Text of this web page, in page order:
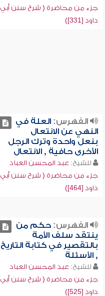
جزء من محاضرة ( شرح سنن أبي
داود [331])
الفهرس:العلة في
النهي عن الانتعال
بنعل واحدة وترك الرجل
الأخرى حافية , الانتعال
للشيخ: عبد المحسن العباد
جزء من محاضرة ( شرح سنن أبي
داود [464])
الفهرس:حكم من
ينتقد سلف الأمة
بالتقصير في كتابة التاريخ
, الأسئلة
للشيخ: عبد المحسن العباد
جزء من محاضرة ( شرح سنن أبي
داود [525])